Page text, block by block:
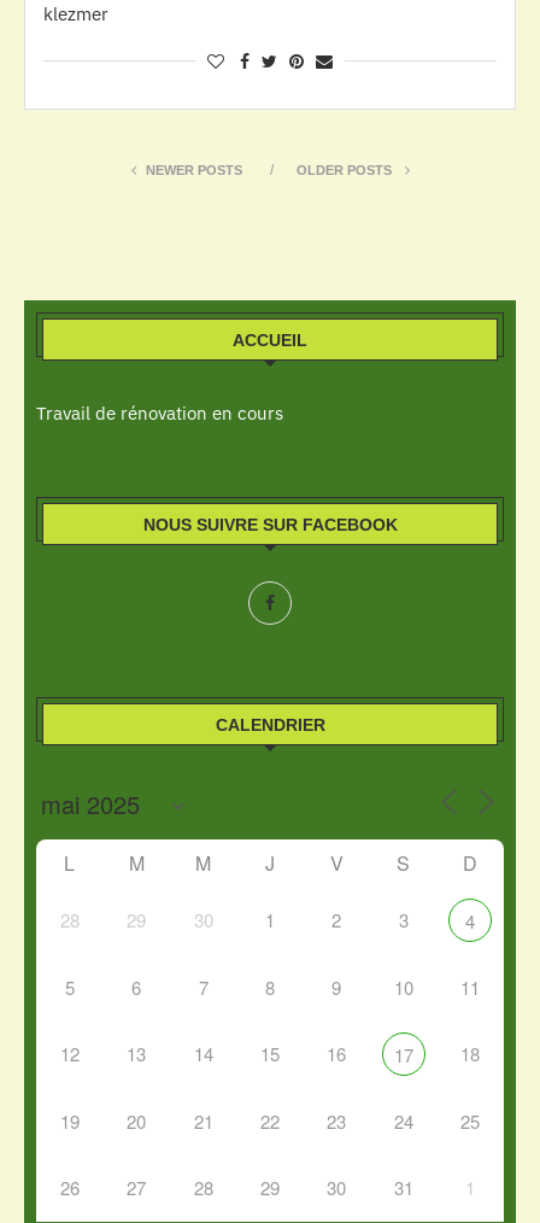
klezmer
NEWER POSTS OLDER POSTS
ACCUEIL
Travail de rénovation en cours
NOUS SUIVRE SUR FACEBOOK
CALENDRIER
L M M J V S D
28 29 30 1 2 3 4
5 6 7 8 9 10 11
12 13 14 15 16 17 18
19 20 21 22 23 24 25
26 27 28 29 30 31 1